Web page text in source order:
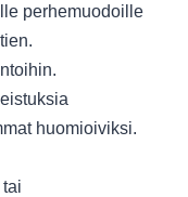
perhemuodoille
huomioiviksi.